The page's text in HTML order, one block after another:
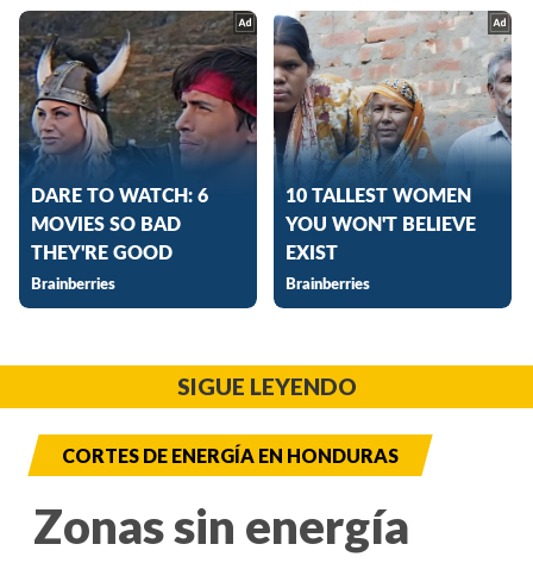
SIGUE LEYENDO
CORTES DE ENERGÍA EN HONDURAS
Zonas sin energía